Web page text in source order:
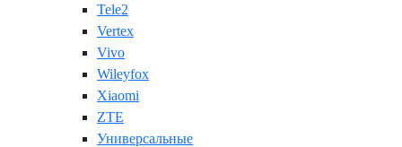
Tele2
Vertex
Vivo
Wileyfox
Xiaomi
ZTE
Универсальные